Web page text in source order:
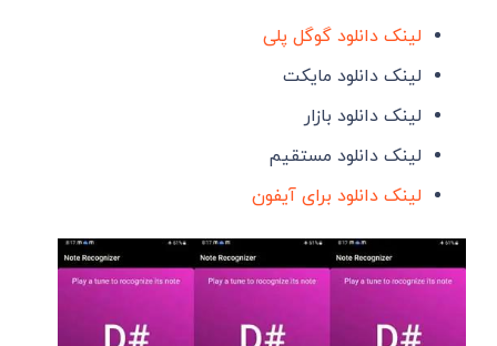
لینک دانلود گوگل پلی
لینک دانلود مایکت
لینک دانلود بازار
لینک دانلود مستقیم
لینک دانلود برای آیفون